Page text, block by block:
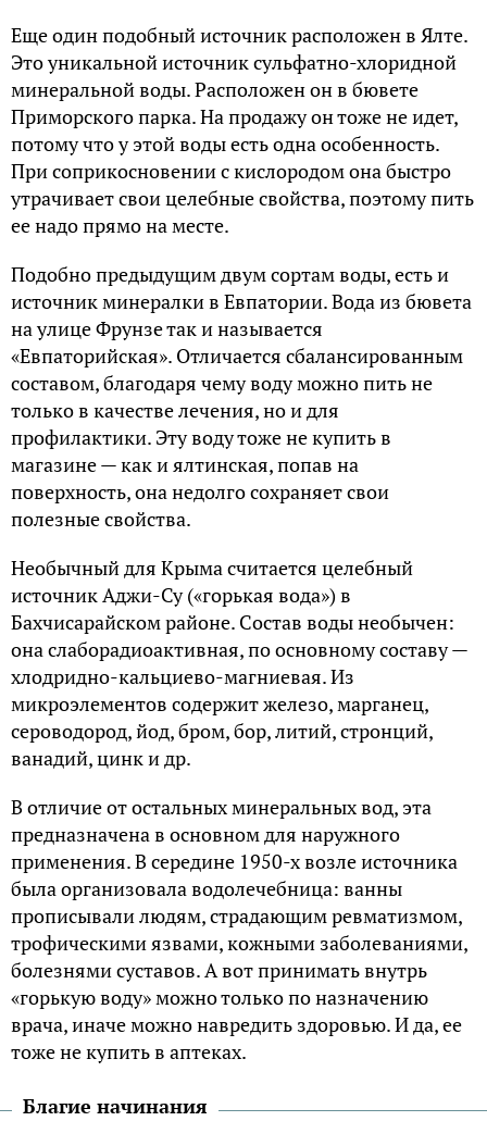
Еще один подобный источник расположен в Ялте.
Это уникальной источник сульфатно-хлоридной
минеральной воды. Расположен он в бювете
Приморского парка. На продажу он тоже не идет,
потому что у этой воды есть одна особенность.
При соприкосновении с кислородом она быстро
утрачивает свои целебные свойства, поэтому пить
ее надо прямо на месте.
Подобно предыдущим двум сортам воды, есть и
источник минералки в Евпатории. Вода из бювета
на улице Фрунзе так и называется
«Евпаторийская». Отличается сбалансированным
составом, благодаря чему воду можно пить не
только в качестве лечения, но и для
профилактики. Эту воду тоже не купить в
магазине — как и ялтинская, попав на
поверхность, она недолго сохраняет свои
полезные свойства.
Необычный для Крыма считается целебный
источник Аджи-Су («горькая вода») в
Бахчисарайском районе. Состав воды необычен:
она слаборадиоактивная, по основному составу —
хлодридно-кальциево-магниевая. Из
микроэлементов содержит железо, марганец,
сероводород, йод, бром, бор, литий, стронций,
ванадий, цинк и др.
В отличие от остальных минеральных вод, эта
предназначена в основном для наружного
применения. В середине 1950-х возле источника
была организовала водолечебница: ванны
прописывали людям, страдающим ревматизмом,
трофическими язвами, кожными заболеваниями,
болезнями суставов. А вот принимать внутрь
«горькую воду» можно только по назначению
врача, иначе можно навредить здоровью. И да, ее
тоже не купить в аптеках.
Благие начинания